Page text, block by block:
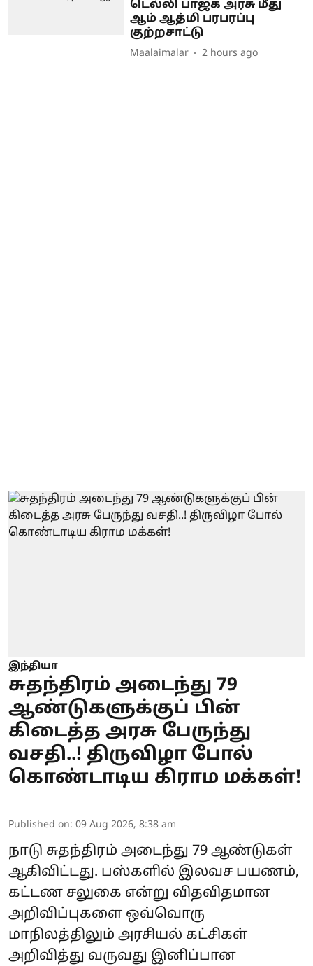
டெல்லி பாஜக அரசு மீது
ஆம் ஆத்மி பரபரப்பு
குற்றசாட்டு
Maalaimalar 2 hours ago
இந்தியா
சுதந்திரம் அடைந்து 79
ஆண்டுகளுக்குப் பின்
கிடைத்த அரசு பேருந்து
வசதி..! திருவிழா போல்
கொண்டாடிய கிராம மக்கள்!
Published on: 09 Aug 2026, 8:38 am
நாடு சுதந்திரம் அடைந்து 79 ஆண்டுகள்
ஆகிவிட்டது. பஸ்களில் இலவச பயணம்,
கட்டண சலுகை என்று விதவிதமான
அறிவிப்புகளை ஒவ்வொரு
மாநிலத்திலும் அரசியல் கட்சிகள்
அறிவித்து வருவது இனிப்பான